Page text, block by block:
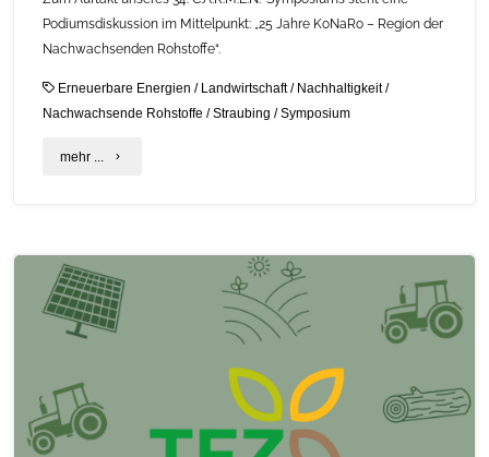
Podiumsdiskussion im Mittelpunkt: „25 Jahre KoNaRo – Region der
Nachwachsenden Rohstoffe“.
Erneuerbare Energien / Landwirtschaft/ Nachhaltigkeit/
Nachwachsende Rohstoffe /Straubing /Symposium
mehr ... "25
Impulse
Innovation